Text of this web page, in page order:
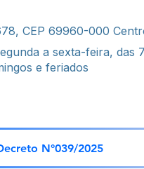
CEP 69960-000
a sexta-feira, das
e feriados
N°039/2025